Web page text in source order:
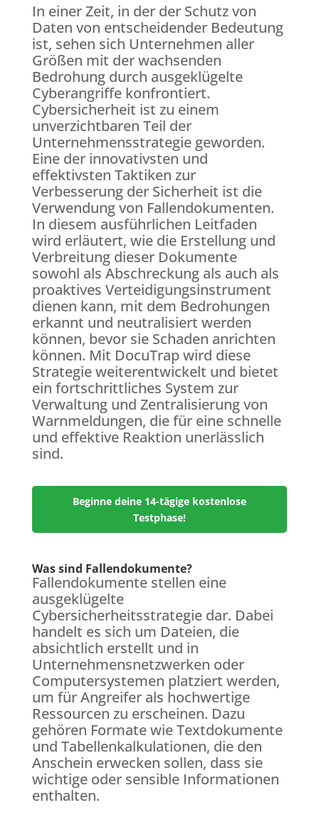
In einer Zeit, in der der Schutz von
Daten von entscheidender Bedeutung
ist, sehen sich Unternehmen aller
Größen mit der wachsenden
Bedrohung durch ausgeklügelte
Cyberangriffe konfrontiert.
Cybersicherheit ist zu einem
unverzichtbaren Teil der
Unternehmensstrategie geworden.
Eine der innovativsten und
effektivsten Taktiken zur
Verbesserung der Sicherheit ist die
Verwendung von Fallendokumenten.
In diesem ausführlichen Leitfaden
wird erläutert, wie die Erstellung und
Verbreitung dieser Dokumente
sowohl als Abschreckung als auch als
proaktives Verteidigungsinstrument
dienen kann, mit dem Bedrohungen
erkannt und neutralisiert werden
können, bevor sie Schaden anrichten
können. Mit DocuTrap wird diese
Strategie weiterentwickelt und bietet
ein fortschrittliches System zur
Verwaltung und Zentralisierung von
Warnmeldungen, die für eine schnelle
und effektive Reaktion unerlässlich
sind.
Beginne deine 14-tägige kostenlose
Testphase!
Was sind Fallendokumente?
Fallendokumente stellen eine
ausgeklügelte
Cybersicherheitsstrategie dar. Dabei
handelt es sich um Dateien, die
absichtlich erstellt und in
Unternehmensnetzwerken oder
Computersystemen platziert werden,
um für Angreifer als hochwertige
Ressourcen zu erscheinen. Dazu
gehören Formate wie Textdokumente
und Tabellenkalkulationen, die den
Anschein erwecken sollen, dass sie
wichtige oder sensible Informationen
enthalten.